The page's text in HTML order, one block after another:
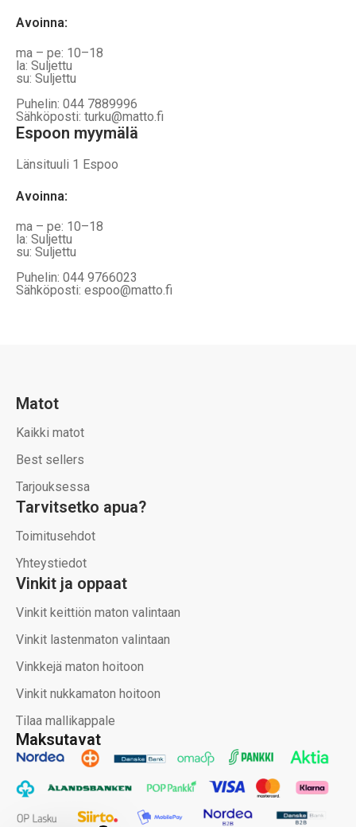
Avoinna:
ma – pe: 10–18
la: Suljettu
su: Suljettu
Puhelin: 044 7889996
Sähköposti: turku@matto.fi
Espoon myymälä
Länsituuli 1 Espoo
Avoinna:
ma – pe: 10–18
la: Suljettu
su: Suljettu
Puhelin: 044 9766023
Sähköposti: espoo@matto.fi
Maksutavat
Matot
Kaikki matot
Best sellers
Tarjouksessa
Tarvitsetko apua?
Toimitusehdot
Yhteystiedot
Vinkit ja oppaat
Vinkit keittiön maton valintaan
Vinkit lastenmaton valintaan
Vinkkejä maton hoitoon
Vinkit nukkamaton hoitoon
Tilaa mallikappale